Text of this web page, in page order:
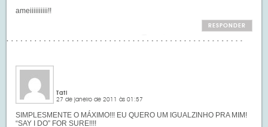
ameiiiiiiiiii!!
RESPONDER
Tati
27 de janeiro de 2011 às 01:57
SIMPLESMENTE O MÁXIMO!!! EU QUERO UM IGUALZINHO PRA MIM!
“SAY I DO” FOR SURE!!!!